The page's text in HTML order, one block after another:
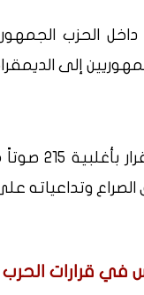
الحزب
إلى
وتداعياته
في قرارات الحرب